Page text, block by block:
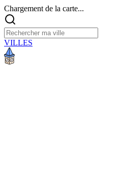
Chargement de la carte...
VILLES